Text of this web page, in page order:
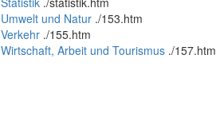
Umwelt und Natur ./153.htm
Verkehr ./155.htm
Wirtschaft, Arbeit und Tourismus ./157.htm